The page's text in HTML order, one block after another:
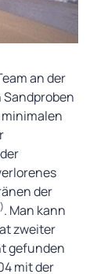
an der
der
. Man kann
zweiter
gefunden
mit der